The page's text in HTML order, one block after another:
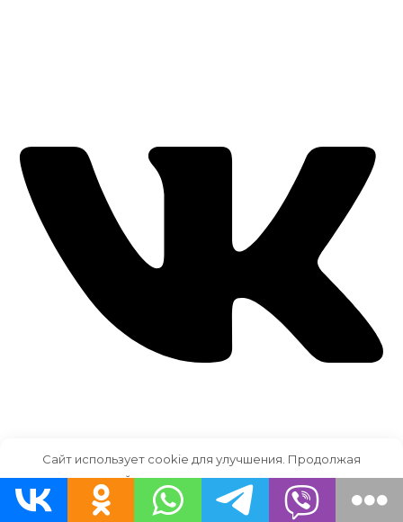
Сайт использует cookie для улучшения. Продолжая
пользоваться сайтом, вы соглашаетесь на использование
файлов cookie.
принимаю